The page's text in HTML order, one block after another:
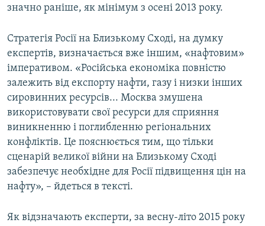
значно раніше, як мінімум з осені 2013 року.
Стратегія Росії на Близькому Сході, на думку
експертів, визначається вже іншим, «нафтовим»
імперативом. «Російська економіка повністю
залежить від експорту нафти, газу і низки інших
сировинних ресурсів... Москва змушена
використовувати свої ресурси для сприяння
виникненню і поглибленню регіональних
конфліктів. Це пояснюється тим, що тільки
сценарій великої війни на Близькому Сході
забезпечує необхідне для Росії підвищення цін на
нафту», – йдеться в тексті.
Як відзначають експерти, за весну-літо 2015 року